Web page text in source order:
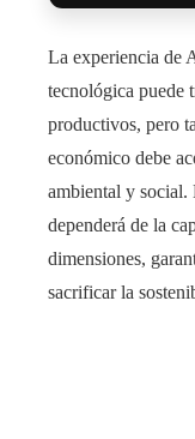
La experiencia de
tecnológica puede
productivos, pero
económico debe
ambiental y
dependerá de la
dimensiones,
sacrificar la